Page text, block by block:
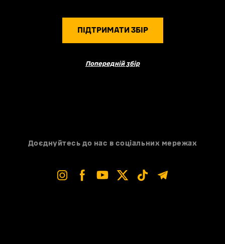
ПІДТРИМАТИ ЗБІР
Попередній збір
Доєднуйтесь до нас в соціальних мережах